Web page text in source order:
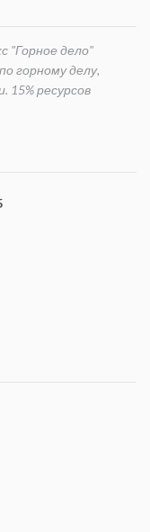
"Горное дело"
горному делу,
ресурсов